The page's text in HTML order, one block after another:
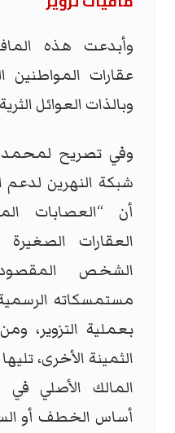
وأبدعت هذه
عقارات المواطنين
وبالذات العوائل
وفي تصريح لمحمد
شبكة النهرين لدعم
أن “العصابات
العقارات
الشخص
مستمسكاته
بعملية التزوير،
الثمينة الأخرى،
المالك الأصلي
أساس الخطف أو